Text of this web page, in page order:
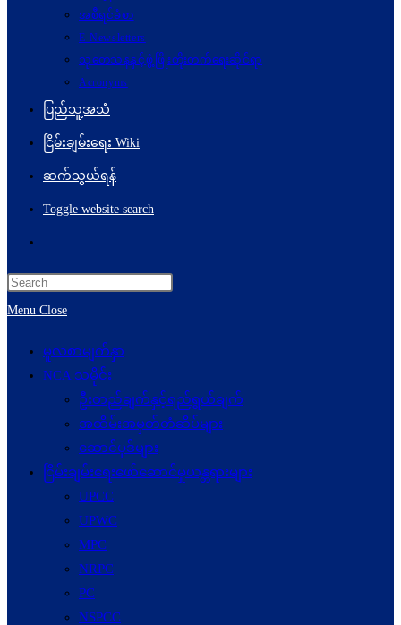
အစီရင်ခံစာ
E-Newsletters
သုတေသနနှင့်ဖွံ့ဖြိုးတိုးတက်ရေးဆိုင်ရာ
Acronyms
ပြည်သူ့အသံ
ငြိမ်းချမ်းရေး Wiki
ဆက်သွယ်ရန်
Toggle website search
Menu Close
မူလစာမျက်နှာ
NCA သမိုင်း
ဦးတည်ချက်နှင့်ရည်ရွယ်ချက်
အထိမ်းအမှတ်တံဆိပ်များ
ဆောင်ပုဒ်များ
ငြိမ်းချမ်းရေးဖော်‌ဆောင်မှုယန္တရားများ
UPCC
UPWC
MPC
NRPC
PC
NSPCC